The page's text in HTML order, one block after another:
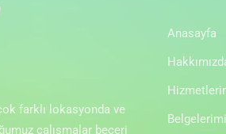
farklı lokasyonda ve
çalışmalar beceri
Anasayfa